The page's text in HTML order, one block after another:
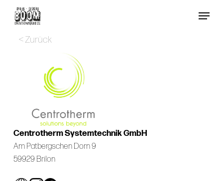
Menu
< Zurück
Centrotherm Systemtechnik GmbH
Am Patbergschen Dorn 9
59929 Brilon